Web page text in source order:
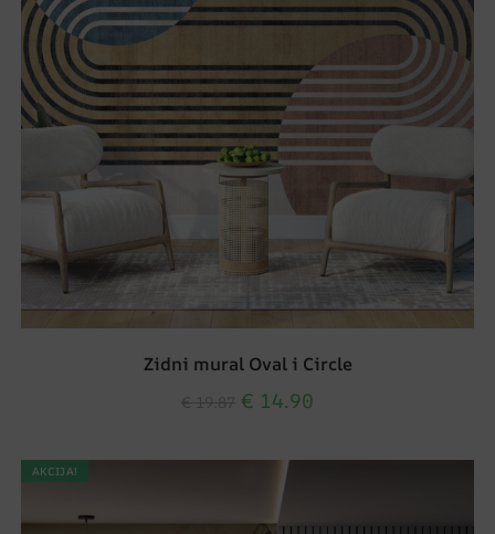
Zidni mural Oval i Circle
€ 14.90
AKCIJA!